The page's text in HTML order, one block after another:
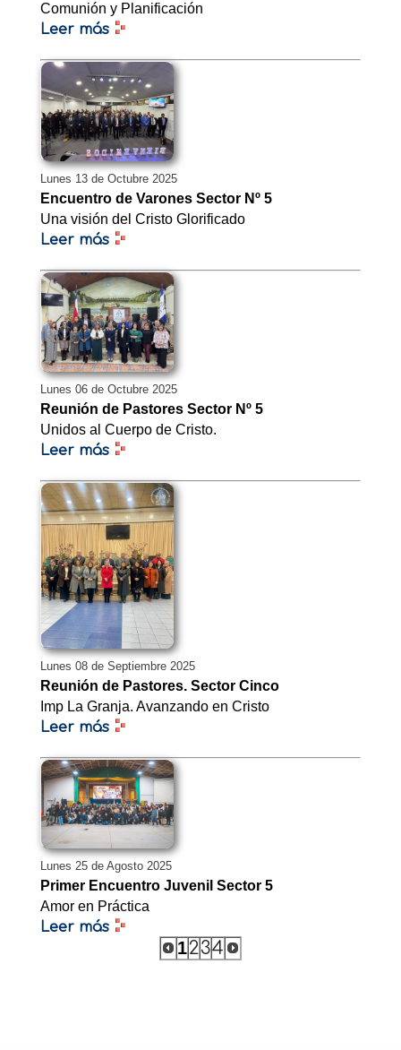
Comunión y Planificación
Leer más
Lunes 13 de Octubre 2025
Encuentro de Varones Sector Nº 5
Una visión del Cristo Glorificado
Leer más
Lunes 06 de Octubre 2025
Reunión de Pastores Sector Nº 5
Unidos al Cuerpo de Cristo.
Leer más
Lunes 08 de Septiembre 2025
Reunión de Pastores. Sector Cinco
Imp La Granja. Avanzando en Cristo
Leer más
Lunes 25 de Agosto 2025
Primer Encuentro Juvenil Sector 5
Amor en Práctica
Leer más
1234